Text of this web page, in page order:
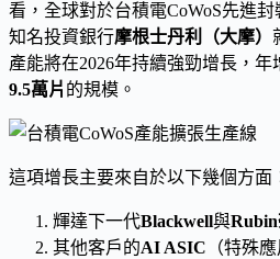
看，全球對於台積電CoWoS先進
知名投資銀行摩根士丹利（大摩）
產能將在2026年持續強勁增長，年
9.5萬片 的規模。
這項增長主要來自於以下幾個方面
輝達下一代Blackwell與
其他客戶的AI ASIC （特殊